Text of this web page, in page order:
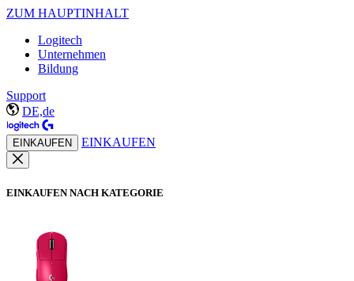
ZUM HAUPTINHALT
Logitech
Unternehmen
Bildung
Support
DE,de
EINKAUFEN EINKAUFEN
EINKAUFEN NACH KATEGORIE